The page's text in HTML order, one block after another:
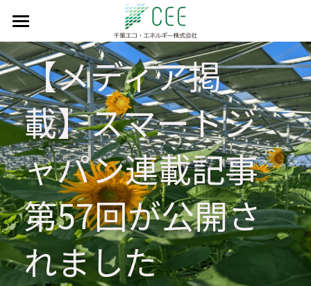
私たちのミッション
事業実績
会社情報
代表紹介
会社概要
会社沿革
アクセスマップ
設備見学会予約
採用情報
お問い合わせ
日本語
日本語
【メディア掲
載】スマートジ
ャパン連載記事
第57回が公開さ
れました